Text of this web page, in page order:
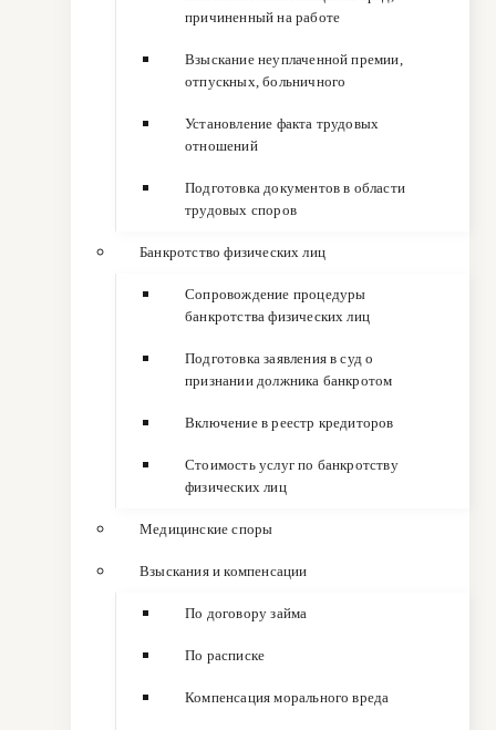
причиненный на работе
Взыскание неуплаченной премии,
отпускных, больничного
Установление факта трудовых
отношений
Подготовка документов в области
трудовых споров
Банкротство физических лиц
Сопровождение процедуры
банкротства физических лиц
Подготовка заявления в суд о
признании должника банкротом
Включение в реестр кредиторов
Стоимость услуг по банкротству
физических лиц
Медицинские споры
Взыскания и компенсации
По договору займа
По расписке
Компенсация морального вреда